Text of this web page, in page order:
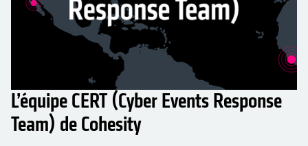
L’équipe CERT (Cyber Events Response
Team) de Cohesity